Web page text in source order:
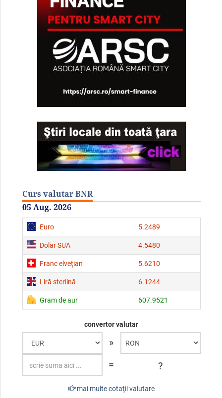
Curs valutar BNR
05 Aug. 2026
Euro 5.2489
Dolar SUA 4.5480
Franc elveţian 5.6210
Liră sterlină 6.1244
Gram de aur 607.9521
convertor valutar
»
=
?
mai multe cotaţii valutare